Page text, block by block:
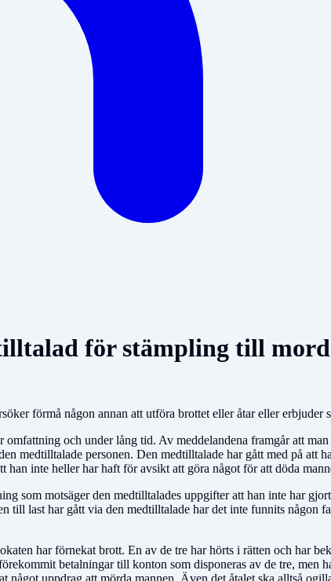
för stämpling till mord
förmå någon annan att utföra brottet eller åtar eller erbjuder
och under lång tid. Av meddelandena framgår att man
medtilltalade personen. Den medtilltalade har gått med på att
inte heller har haft för avsikt att göra något för att döda
som motsäger den medtilltalades uppgifter att han inte har
till last har gått via den medtilltalade har det inte funnits någon
har förnekat brott. En av de tre har hörts i rätten och har
betalningar till konton som disponeras av de tre, men
uppdrag att mörda mannen. Även det åtalet ska alltså